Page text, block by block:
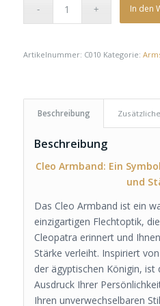
In den
Artikelnummer: C010 Kategorie:
Beschreibung
Beschreibung
Cleo Armband: Ein
und
Das Cleo Armband ist ein
einzigartigen Flechtoptik,
Cleopatra erinnert und
Stärke verleiht. Inspiriert
der ägyptischen Königin, ist
Ausdruck Ihrer
Ihren unverwechselbaren